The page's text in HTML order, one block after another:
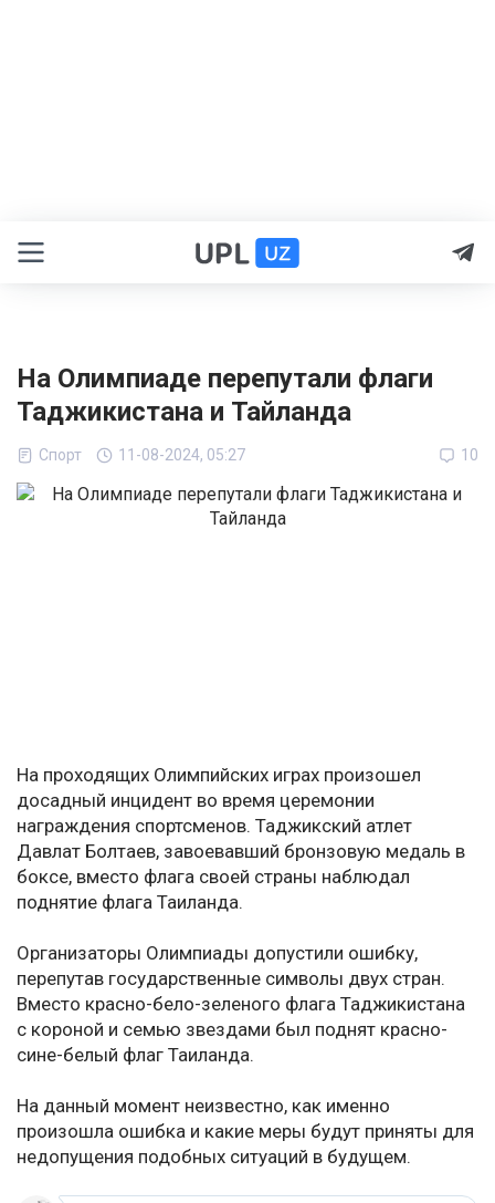
На Олимпиаде перепутали флаги
Таджикистана и Тайланда
Спорт 11-08-2024, 05:27 10
На проходящих Олимпийских играх произошел
досадный инцидент во время церемонии
награждения спортсменов. Таджикский атлет
Давлат Болтаев, завоевавший бронзовую медаль в
боксе, вместо флага своей страны наблюдал
поднятие флага Таиланда.
Организаторы Олимпиады допустили ошибку,
перепутав государственные символы двух стран.
Вместо красно-бело-зеленого флага Таджикистана
с короной и семью звездами был поднят красно-
сине-белый флаг Таиланда.
На данный момент неизвестно, как именно
произошла ошибка и какие меры будут приняты для
недопущения подобных ситуаций в будущем.